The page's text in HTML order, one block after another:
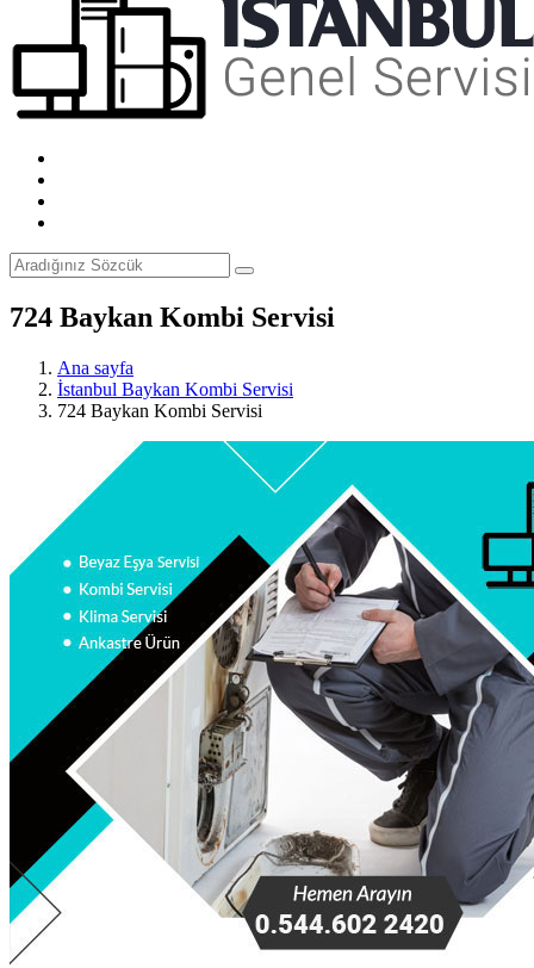
724 Baykan Kombi Servisi
Ana sayfa
İstanbul Baykan Kombi Servisi
724 Baykan Kombi Servisi